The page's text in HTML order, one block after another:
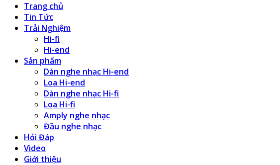
Trang chủ
Tin Tức
Trải Nghiệm
Hi-fi
Hi-end
Sản phẩm
Dàn nghe nhạc Hi-end
Loa Hi-end
Dàn nghe nhạc Hi-fi
Loa Hi-fi
Amply nghe nhạc
Đầu nghe nhạc
Hỏi Đáp
Video
Giới thiệu